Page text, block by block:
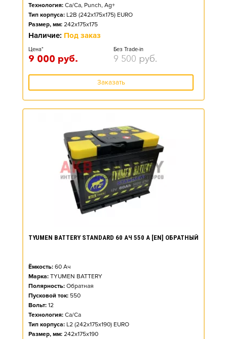
Технология: Ca/Ca, Punch, Ag+
Тип корпуса: L2B (242x175x175) EURO
Размер, мм: 242x175x175
Наличие: Под заказ
Цена*
9 000 руб.
Без Trade-in
9 500 руб.
Заказать
TYUMEN BATTERY STANDARD 60 АЧ 550 А [EN] ОБРАТНЫЙ
Ёмкость: 60 Ач
Марка: TYUMEN BATTERY
Полярность: Обратная
Пусковой ток: 550
Вольт: 12
Технология: Ca/Ca
Тип корпуса: L2 (242x175x190) EURO
Размер, мм: 242x175x190